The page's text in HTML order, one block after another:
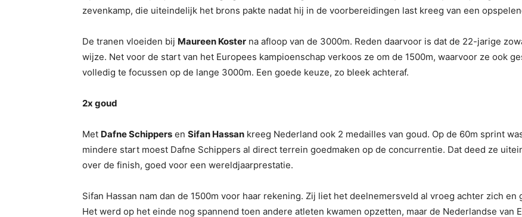
zevenkamp, die uiteindelijk het brons pakte nadat hij in de voorbereidingen last kreeg van een
De tranen vloeiden bij Maureen Koster na afloop van de 3000m. Reden daarvoor is dat de 22-jarige
wijze. Net voor de start van het Europees kampioenschap verkoos ze om de 1500m, waarvoor ze ook
volledig te focussen op de lange 3000m. Een goede keuze, zo bleek achteraf.
2x goud
Met Dafne Schippers en Sifan Hassan kreeg Nederland ook 2 medailles van goud. Op de 60m sprint
mindere start moest Dafne Schippers al direct terrein goedmaken op de concurrentie. Dat deed ze
over de finish, goed voor een wereldjaarprestatie.
Sifan Hassan nam dan de 1500m voor haar rekening. Zij liet het deelnemersveld al vroeg achter zich
Het werd op het einde nog spannend toen andere atleten kwamen opzetten, maar de Nederlandse van